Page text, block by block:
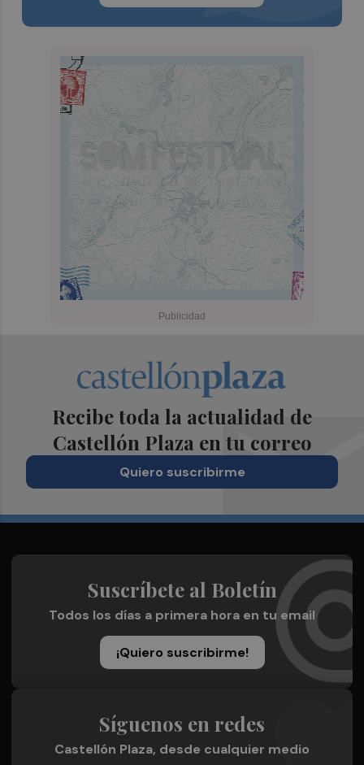
Recibe toda la actualidad de
Castellón Plaza en tu correo
Quiero suscribirme
Suscríbete al Boletín
Todos los días a primera hora en tu email
¡Quiero suscribirme!
Síguenos en redes
Castellón Plaza, desde cualquier medio